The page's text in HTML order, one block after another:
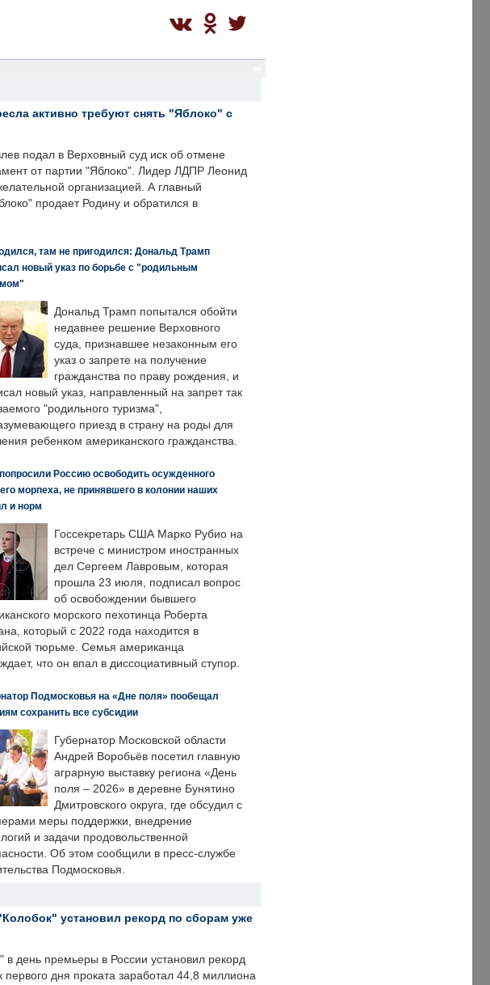
активно требуют снять "Яблоко" с
подал в Верховный суд иск об отмене
от партии "Яблоко". Лидер ЛДПР Леонид
организацией. А главный
продает Родину и обратился в
там не пригодился: Дональд Трамп
новый указ по борьбе с "родильным
Дональд Трамп попытался обойти
недавнее решение Верховного
суда, признавшее незаконным его
указ о запрете на получение
гражданства по праву рождения, и
новый указ, направленный на запрет так
"родильного туризма",
приезд в страну на роды для
ребенком американского гражданства.
Россию освободить осужденного
морпеха, не принявшего в колонии наших
и норм
Госсекретарь США Марко Рубио на
встрече с министром иностранных
дел Сергеем Лавровым, которая
прошла 23 июля, подписал вопрос
об освобождении бывшего
морского пехотинца Роберта
который с 2022 года находится в
тюрьме. Семья американца
что он впал в диссоциативный ступор.
Подмосковья на «Дне поля» пообещал
сохранить все субсидии
Губернатор Московской области
Андрей Воробьёв посетил главную
аграрную выставку региона «День
поля – 2026» в деревне Бунятино
Дмитровского округа, где обсудил с
меры поддержки, внедрение
и задачи продовольственной
Об этом сообщили в пресс-службе
Подмосковья.
установил рекорд по сборам уже
в день премьеры в России установил рекорд
дня проката заработал 44,8 миллиона